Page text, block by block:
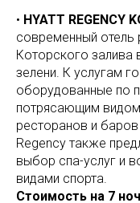
• HYATT REGENCY
современный
Которского залива
зелени. К услугам
оборудованные по
потрясающим
ресторанов и баров
Regency также
выбор спа-услуг и
видами спорта.
Стоимость на 7